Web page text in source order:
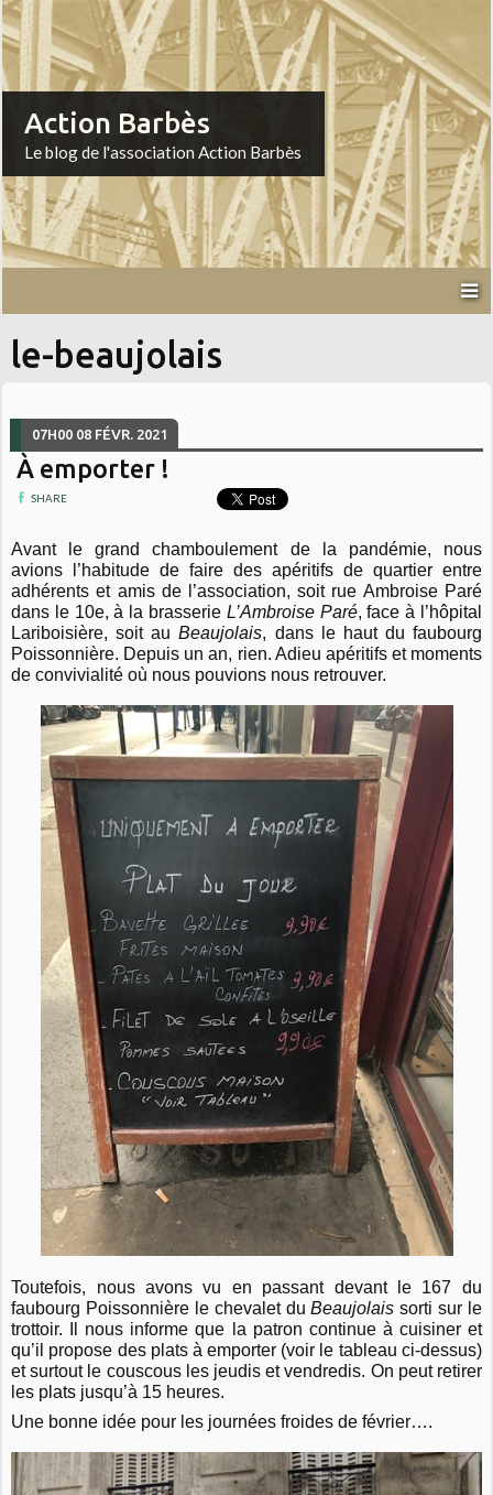
Action Barbès
Le blog de l'association Action Barbès
le-beaujolais
07H00 08 FÉVR. 2021
À emporter !
SHARE
Avant le grand chamboulement de la pandémie, nous
avions l’habitude de faire des apéritifs de quartier entre
adhérents et amis de l’association, soit rue Ambroise Paré
dans le 10e, à la brasserie L’Ambroise Paré, face à l’hôpital
Lariboisière, soit auBeaujolais, dans le haut du faubourg
Poissonnière. Depuis un an, rien. Adieu apéritifs et moments
de convivialité où nous pouvions nous retrouver.
Toutefois, nous avons vu en passant devant le 167 du
faubourg Poissonnière le chevalet duBeaujolais sorti sur le
trottoir. Il nous informe que la patron continue à cuisiner et
qu’il propose des plats à emporter (voir le tableau ci-dessus)
et surtout le couscous les jeudis et vendredis. On peut retirer
les plats jusqu’à 15 heures.
Une bonne idée pour les journées froides de février….